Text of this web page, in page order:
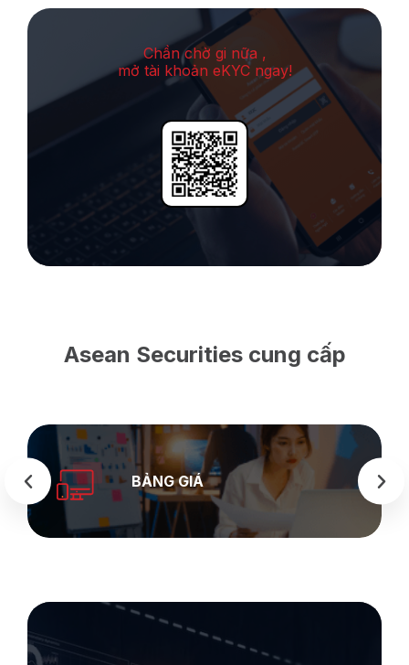
Chần chờ gi nữa ,
mở tài khoản eKYC ngay!
Asean Securities cung cấp
BẢNG GIÁ